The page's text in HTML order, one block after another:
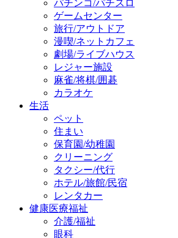
パチンコ/パチスロ
ゲームセンター
旅行/アウトドア
漫喫/ネットカフェ
劇場/ライブハウス
レジャー施設
麻雀/将棋/囲碁
カラオケ
生活
ペット
住まい
保育園/幼稚園
クリーニング
タクシー/代行
ホテル/旅館/民宿
レンタカー
健康医療福祉
介護/福祉
眼科